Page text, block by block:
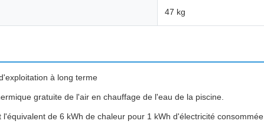
47 kg
à long terme
gratuite de l'air en chauffage de l'eau de la piscine.
de 6 kWh de chaleur pour 1 kWh d'électricité consommée